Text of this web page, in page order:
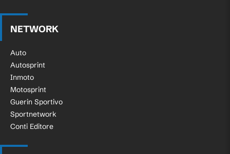
NETWORK
Auto
Autosprint
Inmoto
Motosprint
Guerin Sportivo
Sportnetwork
Conti Editore